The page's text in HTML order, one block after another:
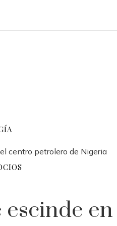
centro petrolero de Nigeria
escinde